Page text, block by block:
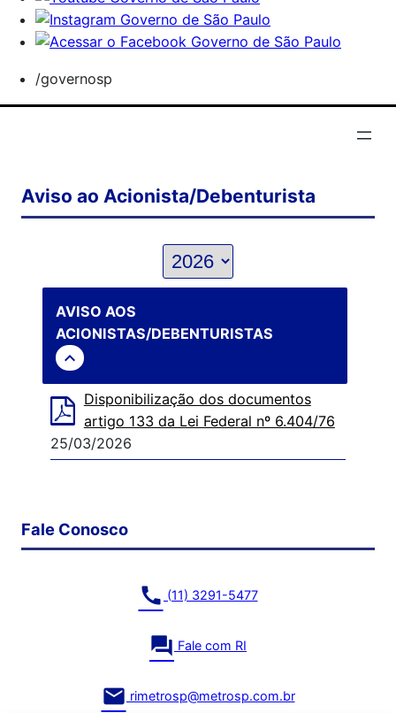
/governosp
Aviso ao Acionista/Debenturista
AVISO AOS
ACIONISTAS/DEBENTURISTAS
expand_less
Disponibilização dos documentos
artigo 133 da Lei Federal nº 6.404/76
25/03/2026
Fale Conosco
call (11) 3291-5477
question_answer Fale com RI
mail rimetrosp@metrosp.com.br